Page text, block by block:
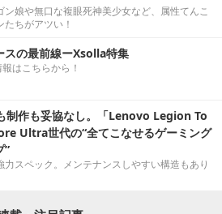
ン娘や無口な複眼死神美少女など、属性てんこ
たちがアツい！
スの最前線ーXsolla特集
はこちらから！
制作も妥協なし。「Lenovo Legion To
Ultra世代の“全てこなせるゲーミング
”
力スペック。メンテナンスしやすい構造もあり